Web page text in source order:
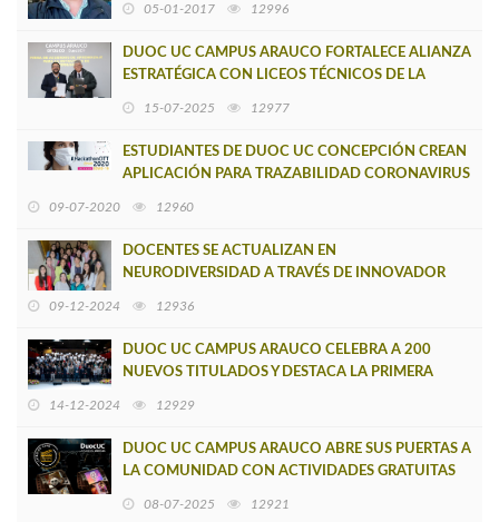
05-01-2017 12996
DUOC UC CAMPUS ARAUCO FORTALECE ALIANZA
ESTRATÉGICA CON LICEOS TÉCNICOS DE LA
15-07-2025 12977
ESTUDIANTES DE DUOC UC CONCEPCIÓN CREAN
APLICACIÓN PARA TRAZABILIDAD CORONAVIRUS
09-07-2020 12960
DOCENTES SE ACTUALIZAN EN
NEURODIVERSIDAD A TRAVÉS DE INNOVADOR
09-12-2024 12936
DUOC UC CAMPUS ARAUCO CELEBRA A 200
NUEVOS TITULADOS Y DESTACA LA PRIMERA
14-12-2024 12929
DUOC UC CAMPUS ARAUCO ABRE SUS PUERTAS A
LA COMUNIDAD CON ACTIVIDADES GRATUITAS
08-07-2025 12921